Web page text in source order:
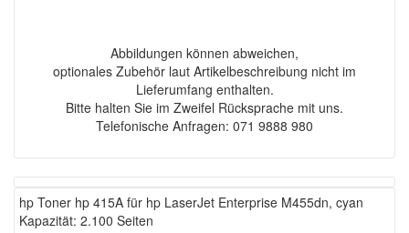
Abbildungen können abweichen,
optionales Zubehör laut Artikelbeschreibung nicht im
Lieferumfang enthalten.
Bitte halten Sie im Zweifel Rücksprache mit uns.
Telefonische Anfragen: 071 9888 980
hp Toner hp 415A für hp LaserJet Enterprise M455dn, cyan
Kapazität: 2.100 Seiten